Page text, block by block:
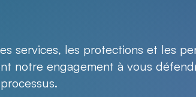
services, les protections et les
notre engagement à vous